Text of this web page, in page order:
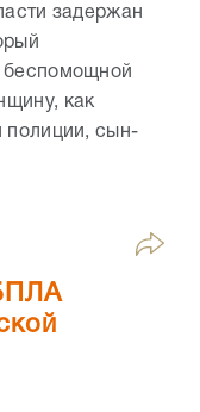
задержан
беспомощной
как
полиции, сын-